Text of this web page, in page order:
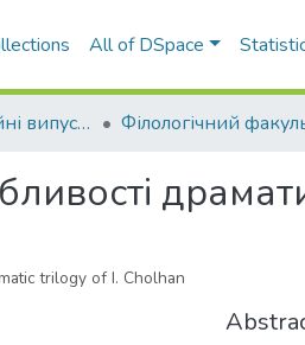
All of DSpace
01. Кваліфікаційні випускні роботи здобувачів вищої освіти Філологічний
trilogy of I. Cholhan